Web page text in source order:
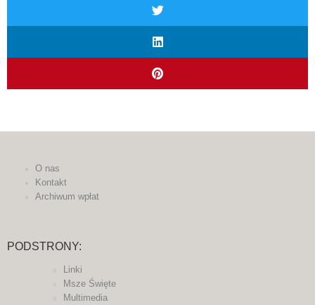
O nas
Kontakt
Archiwum wpłat
PODSTRONY:
Linki
Msze Święte
Multimedia